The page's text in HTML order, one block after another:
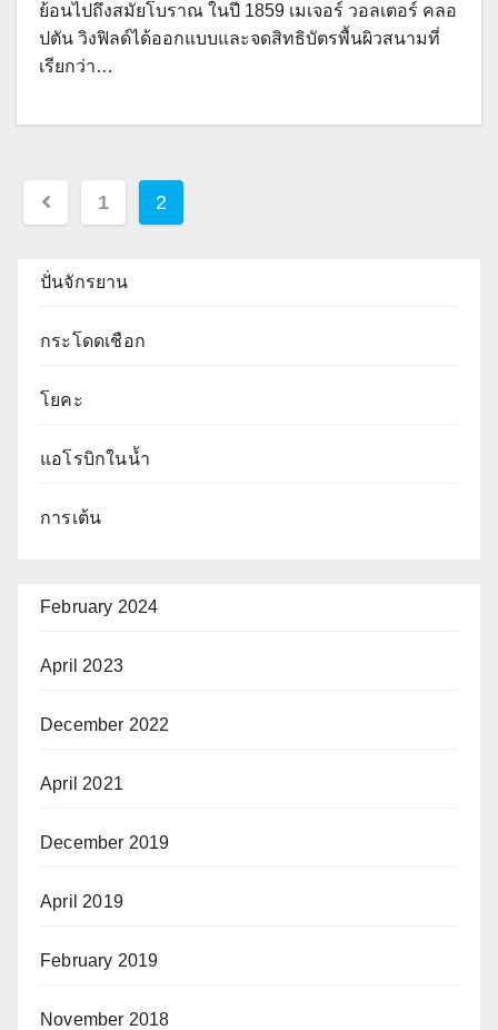
ย้อนไปถึงสมัยโบราณ ในปี 1859 เมเจอร์ วอลเตอร์ คลอ
ปตัน วิงฟิลด์ได้ออกแบบและจดสิทธิบัตรพื้นผิวสนามที่
เรียกว่า…
Posts
1 2
ปั่นจักรยาน
กระโดดเชือก
โยคะ
แอโรบิกในน้ำ
การเต้น
February 2024
April 2023
December 2022
April 2021
December 2019
April 2019
February 2019
November 2018